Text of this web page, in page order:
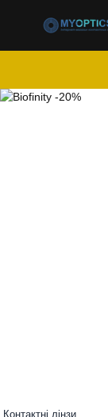
Контактні лінзи